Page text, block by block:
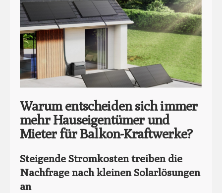
Warum entscheiden sich immer
mehr Hauseigentümer und
Mieter für Balkon-Kraftwerke?
Steigende Stromkosten treiben die
Nachfrage nach kleinen Solarlösungen
an